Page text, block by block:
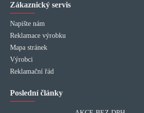
Zákaznický servis
Napište nám
Reklamace výrobku
Mapa stránek
Výrobci
Reklamační řád
Poslední články